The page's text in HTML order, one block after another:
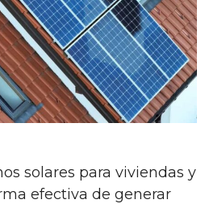
solares para viviendas y
efectiva de generar